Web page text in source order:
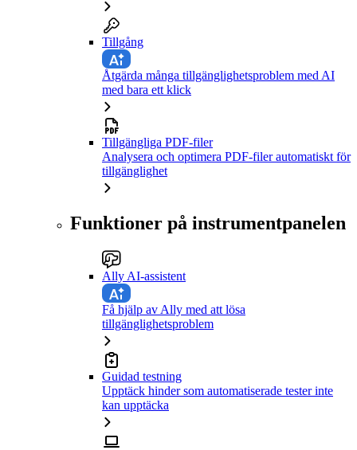
Tillgång
Åtgärda många tillgänglighetsproblem med AI
med bara ett klick
Tillgängliga PDF-filer
Analysera och optimera PDF-filer automatiskt för
tillgänglighet
Funktioner på instrumentpanelen
Ally AI-assistent
Få hjälp av Ally med att lösa
tillgänglighetsproblem
Guidad testning
Upptäck hinder som automatiserade tester inte
kan upptäcka